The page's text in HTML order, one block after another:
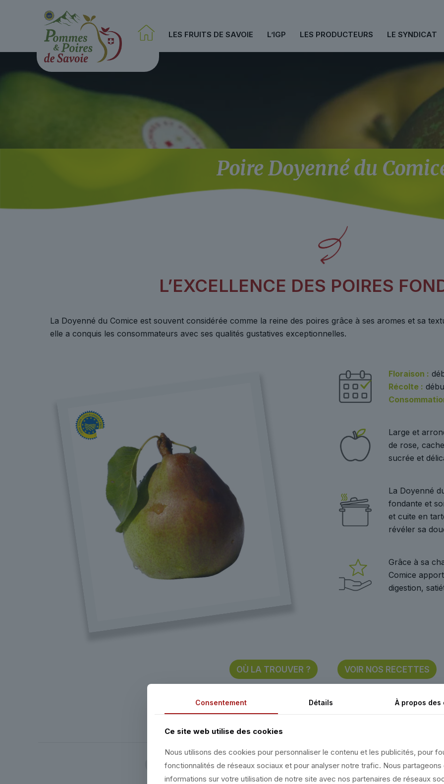
LES FRUITS DE SAVOIE L’IGP LES PRODUCTEURS LE SYNDICAT
Poire Doyenné du
L’EXCELLENCE DES POIRES
La Doyenné du Comice est souvent considérée comme la reine des poires grâce à ses aromes et sa
elle a conquis les consommateurs avec ses qualités gustatives exceptionnelles.
Floraison :
Récolte :
Large et
de rose,
sucrée et
La Doyenné
fondante et
et cuite en
révéler sa
Grâce à sa
Comice
digestion,
OÙ LA TROUVER ? VOIR NOS RECETTES
Savoie & Haute-Savoie, le seul terroir français qui possède 5 variétés
Consentement Détails À propos des
Ce site web utilise des cookies
Nous utilisons des cookies pour personnaliser le contenu et les publicités, pour
fonctionnalités de réseaux sociaux et pour analyser notre trafic. Nous
informations sur votre utilisation de notre site avec nos partenaires de réseaux